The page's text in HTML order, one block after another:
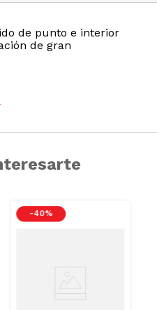
de punto e interior
de gran
-40 %